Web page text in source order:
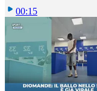
00:15